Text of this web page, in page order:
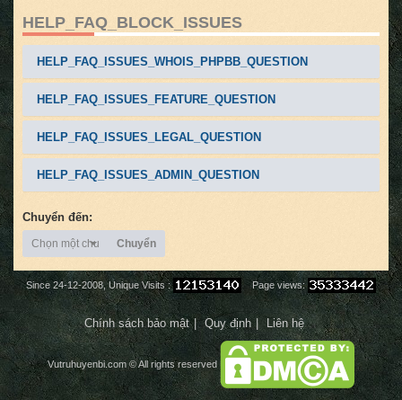
HELP_FAQ_BLOCK_ISSUES
HELP_FAQ_ISSUES_WHOIS_PHPBB_QUESTION
HELP_FAQ_ISSUES_FEATURE_QUESTION
HELP_FAQ_ISSUES_LEGAL_QUESTION
HELP_FAQ_ISSUES_ADMIN_QUESTION
Chuyển đến:
Chọn một chuyên mục
Chuyển
Since 24-12-2008, Unique Visits : Page views:
Chính sách bảo mật Quy định Liên hệ
Vutruhuyenbi.com © All rights reserved